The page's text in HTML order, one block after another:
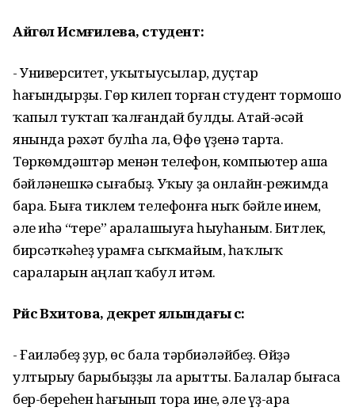
Айгөл Исмәғилева, студент:
- Университет, уҡытыусылар, дуҫтар
һағындырҙы. Гөр килеп торған студент тормошо
ҡапыл туҡтап ҡалғандай булды. Атай-әсәй
янында рәхәт булһа ла, Өфө үҙенә тарта.
Төркөмдәштәр менән телефон, компьютер аша
бәйләнешкә сығабыҙ. Уҡыу ҙа онлайн-режимда
бара. Быға тиклем телефонға ныҡ бәйле инем,
әле иһә “тере” аралашыуға һыуһаным. Битлек,
бирсәткәһеҙ урамға сыҡмайым, һаҡлыҡ
сараларын аңлап ҡабул итәм.
Рәйсә Вәхитова, декрет ялындағы әсә:
- Ғаиләбеҙ ҙур, өс бала тәрбиәләйбеҙ. Өйҙә
ултырыу барыбыҙҙы ла арытты. Балалар бығаса
бер-береһен һағынып тора ине, әле үҙ-ара